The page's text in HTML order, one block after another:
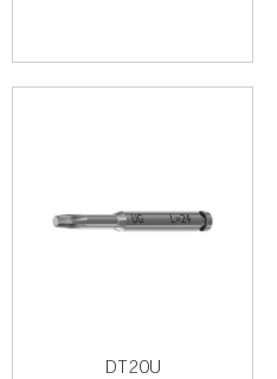
DT20U